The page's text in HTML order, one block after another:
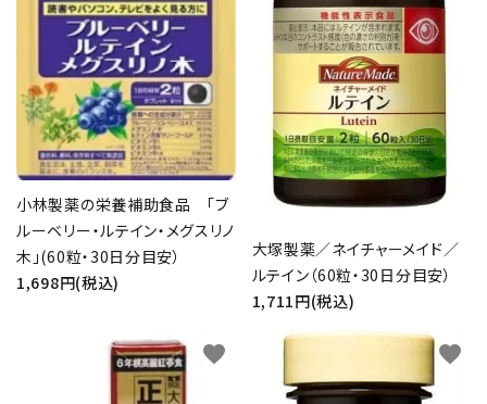
小林製薬の栄養補助食品 「ブ
ルーベリー・ルテイン・メグスリノ
木」(60粒・30日分目安）
1,698円(税込)
大塚製薬／ネイチャーメイド／
ルテイン（60粒・30日分目安）
1,711円(税込)
favorite favorite